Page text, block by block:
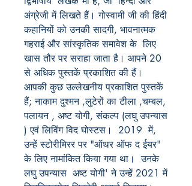
अंग्रेजी में लिखते हैं। गोस्वामी जी की हिंदी
कहानियों को उनकी सादगी, भावनात्मक
गहराई और सांस्कृतिक समावेश के लिए
खास तौर पर सराहा जाता है। आपने 20
से अधिक पुस्तकें प्रकाशित की हैं।
आपकी कुछ उल्लेखनीय प्रकाशित पुस्तकें
हैं; नाकाम दुश्मन ,लुटेरों का टीला ,चम्बल,
पलायन , अष्ट योगी, संकल्प (लघु उपन्यास
) एवं लिविंग विद घोस्टस। 2019 में,
उन्हें स्टोरीमिरर पर "ऑथर ऑफ द ईयर"
के लिए नामांकित किया गया था। उनके
लघु उपन्यास अष्ट योगी' ने उन्हें 2021 में